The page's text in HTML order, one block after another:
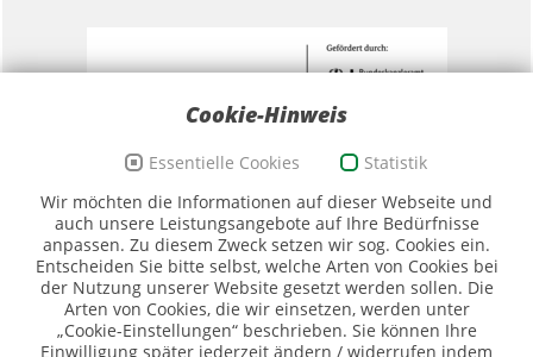
(Quelle: BKAmt)
Cookie-Hinweis
Essentielle Cookies
Statistik
Wir möchten die Informationen auf dieser Webseite und
auch unsere Leistungsangebote auf Ihre Bedürfnisse
anpassen. Zu diesem Zweck setzen wir sog. Cookies ein.
Entscheiden Sie bitte selbst, welche Arten von Cookies bei
der Nutzung unserer Website gesetzt werden sollen. Die
Arten von Cookies, die wir einsetzen, werden unter
„Cookie-Einstellungen“ beschrieben. Sie können Ihre
Einwilligung später jederzeit ändern / widerrufen indem